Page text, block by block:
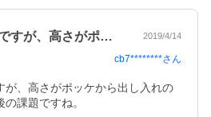
長さは、問題無いのですが、高さがポッケ… 2019/4/14
cb7********さん
が、高さがポッケから出し入れの
課題ですね。